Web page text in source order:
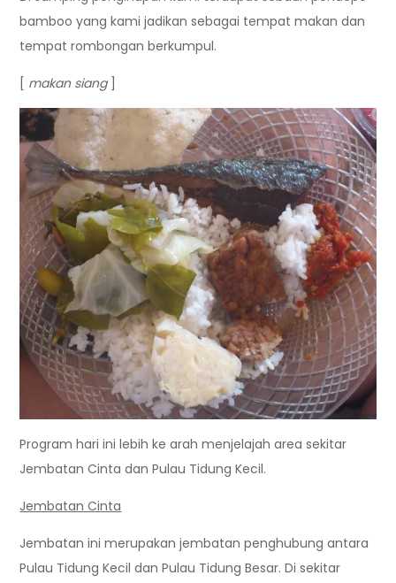
bamboo yang kami jadikan sebagai tempat makan dan
tempat rombongan berkumpul.
[ makan siang ]
Program hari ini lebih ke arah menjelajah area sekitar
Jembatan Cinta dan Pulau Tidung Kecil.
Jembatan Cinta
Jembatan ini merupakan jembatan penghubung antara
Pulau Tidung Kecil dan Pulau Tidung Besar. Di sekitar